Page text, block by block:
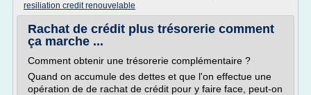
resiliation credit renouvelable
Rachat de crédit plus trésorerie comment
ça marche ...
Comment obtenir une trésorerie complémentaire ?
Quand on accumule des dettes et que l'on effectue une
opération de de rachat de crédit pour y faire face, peut-on